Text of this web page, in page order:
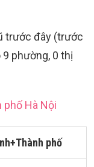
trước đây (trước
phường, 0 thị
phố Hà Nội
phố